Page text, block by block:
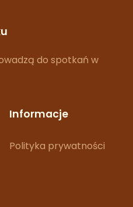
do spotkań w
Informacje
Polityka prywatności